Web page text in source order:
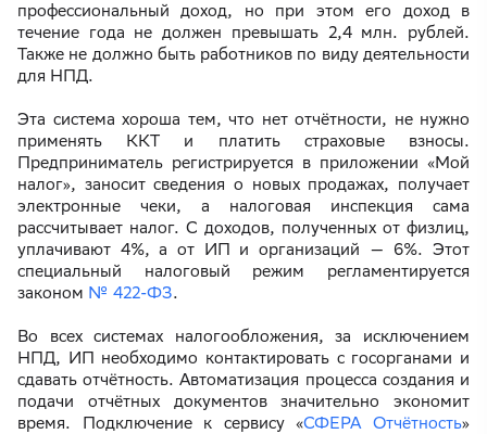
профессиональный доход, но при этом его доход в
течение года не должен превышать 2,4 млн. рублей.
Также не должно быть работников по виду деятельности
для НПД.
Эта система хороша тем, что нет отчётности, не нужно
применять ККТ и платить страховые взносы.
Предприниматель регистрируется в приложении «Мой
налог», заносит сведения о новых продажах, получает
электронные чеки, а налоговая инспекция сама
рассчитывает налог. С доходов, полученных от физлиц,
уплачивают 4%, а от ИП и организаций — 6%. Этот
специальный налоговый режим регламентируется
законом № 422-ФЗ.
Во всех системах налогообложения, за исключением
НПД, ИП необходимо контактировать с госорганами и
сдавать отчётность. Автоматизация процесса создания и
подачи отчётных документов значительно экономит
время. Подключение к сервису «СФЕРА Отчётность»